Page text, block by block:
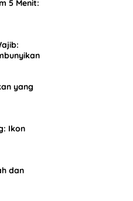
5 Menit:
yang
Ikon
dan